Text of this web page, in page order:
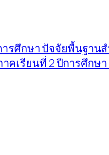
รศึกษา ปัจจัยพื้นฐาน
คเรียนที่ 2 ปีการศึกษา